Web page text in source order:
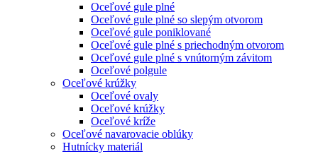
Oceľové gule plné
Oceľové gule plné so slepým otvorom
Oceľové gule poniklované
Oceľové gule plné s priechodným otvorom
Oceľové gule plné s vnútorným závitom
Oceľové polgule
Oceľové krúžky
Oceľové ovaly
Oceľové krúžky
Oceľové kríže
Oceľové navarovacie oblúky
Hutnícky materiál